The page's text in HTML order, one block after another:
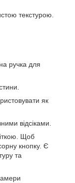
текстурою.
ручка для
як
відсіками.
Щоб
кнопку. Є
та